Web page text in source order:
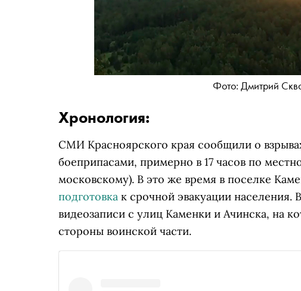
Фото: Дмитрий
Хронология:
СМИ Красноярского края сообщили о
боеприпасами, примерно в 17 часов по
московскому). В это же время в поселке
подготовка к срочной эвакуации населения.
видеозаписи с улиц Каменки и Ачинска, на
стороны воинской части.